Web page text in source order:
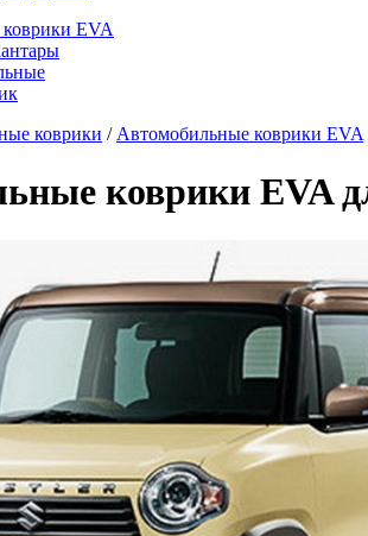
EVA
коврики / Автомобильные коврики EVA
коврики EVA